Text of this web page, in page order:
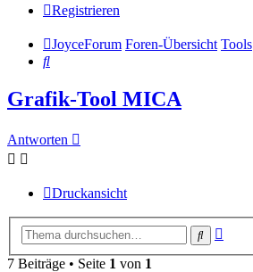
Registrieren
JoyceForum Foren-Übersicht Tools
Suche
Grafik-Tool MICA
Antworten
Druckansicht
Suche
7 Beiträge • Seite 1 von 1